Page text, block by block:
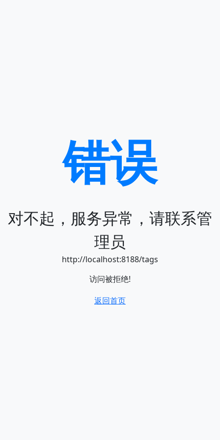
错误
对不起，服务异常，请联系管
理员
http://localhost:8188/tags
访问被拒绝!
返回首页